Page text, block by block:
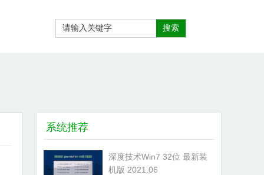
系统推荐
深度技术Win7 32位 最新装
机版 2021.06